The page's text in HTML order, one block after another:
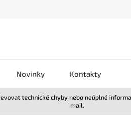
Novinky Kontakty
technické chyby nebo neúplné
mail.